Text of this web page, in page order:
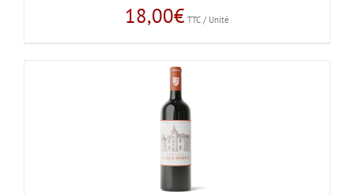
18,00€ TTC / Unité